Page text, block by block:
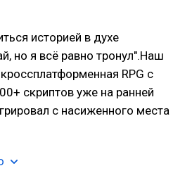
историей в духе
но я всё равно тронул".Наш
RPG с
скриптов уже на ранней
с насиженного места